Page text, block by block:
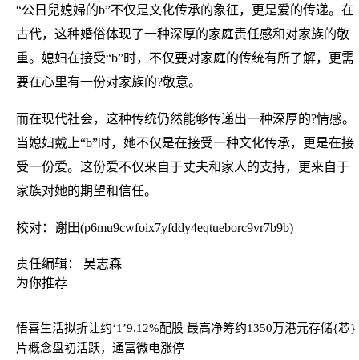
“公日兒媳婦的b”不仅是文化传承的象征，更是爱的传递。在
古代，这种婚俗体现了一种深厚的家庭责任感和对家族的敬
重。媳妇在接受“b”时，不仅要对家庭的传统有所了解，更需
要在心里有一份对家族的?敬意。
而在现代社会，这种传统仍然能够传递出一种深厚的?情感。
当媳妇戴上“b”时，她不仅是在接受一种文化传承，更是在接
受一份爱。这份爱不仅来自于丈夫和家人的支持，更来自于
家族对她的期望和信任。
校对：谢田(p6mu9cwfoix7yfddy4eqtueborc9vr7b9b)
责任编辑： 吴志森
为你推荐
悟喜生活拟折让约‘1’9.12%配股 最高净筹约1350万港元存储{芯}
片概念盘初活跃，通富微电涨停